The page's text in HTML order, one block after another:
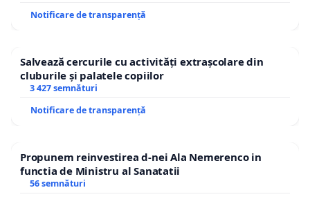
Notificare de transparență
Salvează cercurile cu activități extrașcolare din
cluburile și palatele copiilor
3 427 semnături
Notificare de transparență
Propunem reinvestirea d-nei Ala Nemerenco in
functia de Ministru al Sanatatii
56 semnături